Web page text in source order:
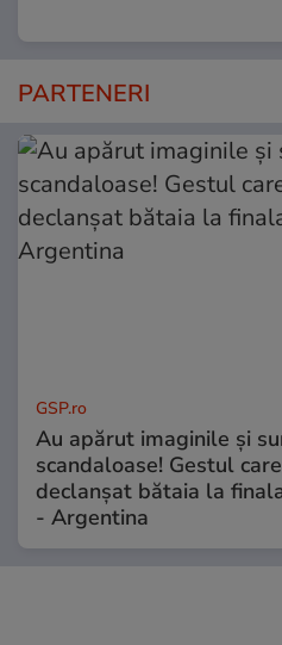
PARTENERI
GSP.ro
Au apărut imaginile și
scandaloase! Gestul
declanșat bătaia la
- Argentina